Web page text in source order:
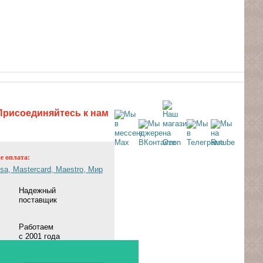
к нам
оплата:
Надежный
поставщик
Работаем
с 2001 года